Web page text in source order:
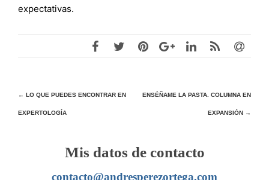
expectativas.
Navegación
de
← LO QUE PUEDES ENCONTRAR EN
EXPERTOLOGÍA
ENSÉÑAME LA PASTA. COLUMNA EN
EXPANSIÓN →
Mis datos de contacto
contacto@andresperezortega.com